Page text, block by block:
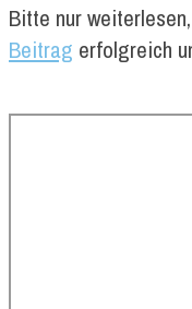
Bitte nur
Beitrag erfolgreich